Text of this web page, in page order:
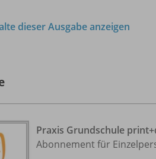
dieser Ausgabe anzeigen
Praxis Grundschule
Abonnement für